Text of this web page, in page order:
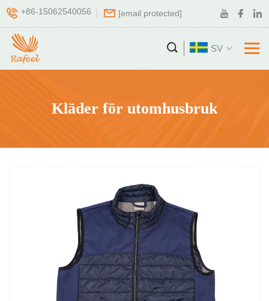
+86-15062540056 [email protected]
SV
Kläder för utomhusbruk